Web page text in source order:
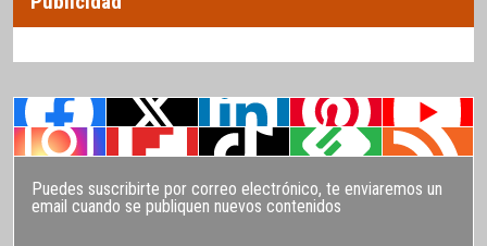
Puedes suscribirte por correo electrónico, te enviaremos un
email cuando se publiquen nuevos contenidos